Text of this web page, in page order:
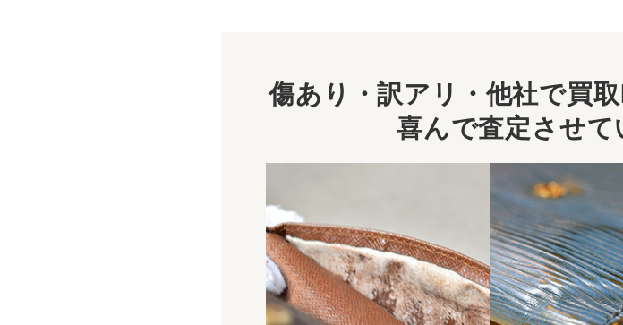
傷あり・訳アリ・他社で買
喜んで査定させて